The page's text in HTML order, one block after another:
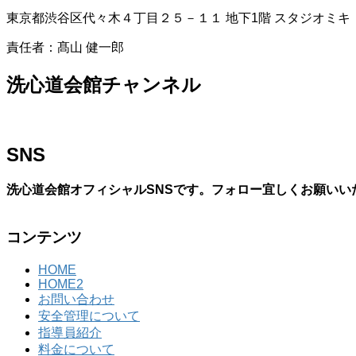
東京都渋谷区代々木４丁目２５－１１ 地下1階 スタジオミキ
責任者：髙山 健一郎
洗心道会館チャンネル
SNS
洗心道会館オフィシャルSNSです。フォロー宜しくお願いい
コンテンツ
HOME
HOME2
お問い合わせ
安全管理について
指導員紹介
料金について